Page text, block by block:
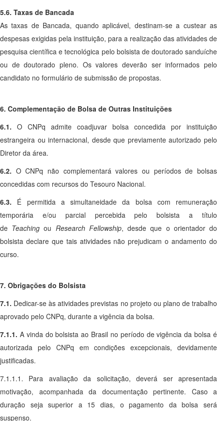
5.6. Taxas de Bancada
As taxas de Bancada, quando aplicável, destinam-se a custear as
despesas exigidas pela instituição, para a realização das atividades de
pesquisa científica e tecnológica pelo bolsista de doutorado sanduíche
ou de doutorado pleno. Os valores deverão ser informados pelo
candidato no formulário de submissão de propostas.
6. Complementação de Bolsa de Outras Instituições
6.1. O CNPq admite coadjuvar bolsa concedida por instituição
estrangeira ou internacional, desde que previamente autorizado pelo
Diretor da área.
6.2. O CNPq não complementará valores ou períodos de bolsas
concedidas com recursos do Tesouro Nacional.
6.3. É permitida a simultaneidade da bolsa com remuneração
temporária e/ou parcial percebida pelo bolsista a título
de Teaching ou Research Fellowship, desde que o orientador do
bolsista declare que tais atividades não prejudicam o andamento do
curso.
7. Obrigações do Bolsista
7.1. Dedicar-se às atividades previstas no projeto ou plano de trabalho
aprovado pelo CNPq, durante a vigência da bolsa.
7.1.1. A vinda do bolsista ao Brasil no período de vigência da bolsa é
autorizada pelo CNPq em condições excepcionais, devidamente
justificadas.
7.1.1.1. Para avaliação da solicitação, deverá ser apresentada
motivação, acompanhada da documentação pertinente. Caso a
duração seja superior a 15 dias, o pagamento da bolsa será
suspenso.